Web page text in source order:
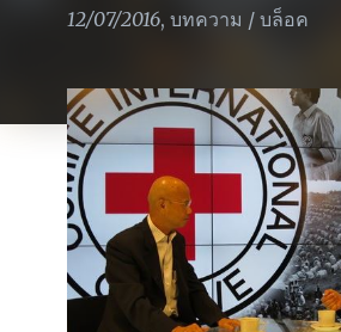
12/07/2016, บทความ / บล็อค